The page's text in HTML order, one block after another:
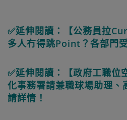
✅延伸閱讀：【公務員拉
多人冇得跳Point？各部門
✅延伸閱讀：【政府工職位
化事務署請兼職球場助理、
請詳情！